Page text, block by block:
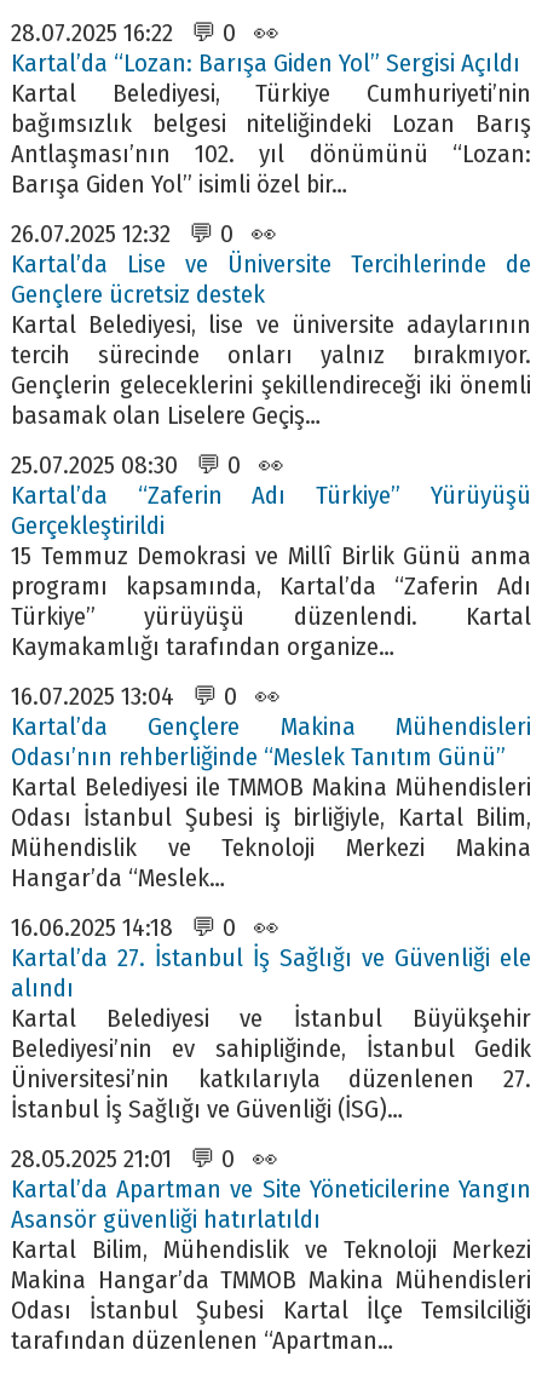
28.07.2025 16:22 💬 0 👀
Kartal’da “Lozan: Barışa Giden Yol” Sergisi Açıldı
Kartal Belediyesi, Türkiye Cumhuriyeti’nin
bağımsızlık belgesi niteliğindeki Lozan Barış
Antlaşması’nın 102. yıl dönümünü “Lozan:
Barışa Giden Yol” isimli özel bir…
26.07.2025 12:32 💬 0 👀
Kartal’da Lise ve Üniversite Tercihlerinde de
Gençlere ücretsiz destek
Kartal Belediyesi, lise ve üniversite adaylarının
tercih sürecinde onları yalnız bırakmıyor.
Gençlerin geleceklerini şekillendireceği iki önemli
basamak olan Liselere Geçiş…
25.07.2025 08:30 💬 0 👀
Kartal’da “Zaferin Adı Türkiye” Yürüyüşü
Gerçekleştirildi
15 Temmuz Demokrasi ve Millî Birlik Günü anma
programı kapsamında, Kartal’da “Zaferin Adı
Türkiye” yürüyüşü düzenlendi. Kartal
Kaymakamlığı tarafından organize…
16.07.2025 13:04 💬 0 👀
Kartal’da Gençlere Makina Mühendisleri
Odası’nın rehberliğinde “Meslek Tanıtım Günü”
Kartal Belediyesi ile TMMOB Makina Mühendisleri
Odası İstanbul Şubesi iş birliğiyle, Kartal Bilim,
Mühendislik ve Teknoloji Merkezi Makina
Hangar’da “Meslek…
16.06.2025 14:18 💬 0 👀
Kartal’da 27. İstanbul İş Sağlığı ve Güvenliği ele
alındı
Kartal Belediyesi ve İstanbul Büyükşehir
Belediyesi’nin ev sahipliğinde, İstanbul Gedik
Üniversitesi’nin katkılarıyla düzenlenen 27.
İstanbul İş Sağlığı ve Güvenliği (İSG)…
28.05.2025 21:01 💬 0 👀
Kartal’da Apartman ve Site Yöneticilerine Yangın
Asansör güvenliği hatırlatıldı
Kartal Bilim, Mühendislik ve Teknoloji Merkezi
Makina Hangar’da TMMOB Makina Mühendisleri
Odası İstanbul Şubesi Kartal İlçe Temsilciliği
tarafından düzenlenen “Apartman…